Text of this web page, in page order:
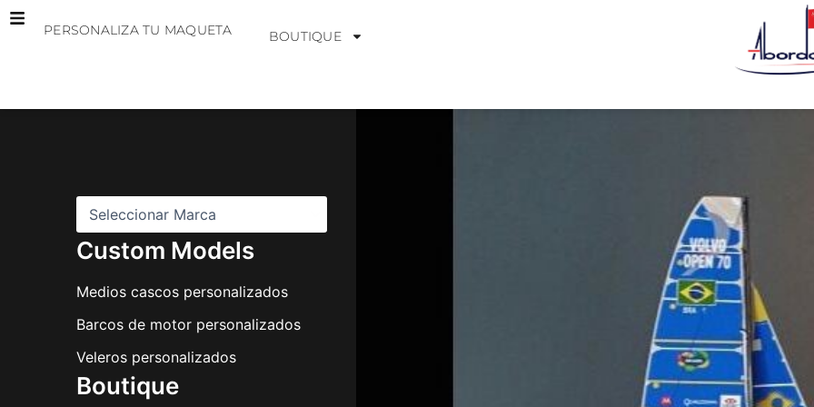
PERSONALIZA TU MAQUETA BOUTIQUE
Custom Models
Medios cascos personalizados
Barcos de motor personalizados
Veleros personalizados
Boutique